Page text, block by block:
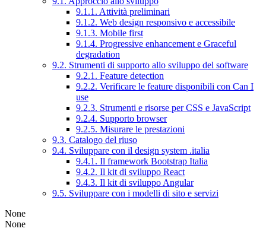
9.1.1. Attività preliminari
9.1.2. Web design responsivo e accessibile
9.1.3. Mobile first
9.1.4. Progressive enhancement e Graceful
degradation
9.2. Strumenti di supporto allo sviluppo del software
9.2.1. Feature detection
9.2.2. Verificare le feature disponibili con Can I
use
9.2.3. Strumenti e risorse per CSS e JavaScript
9.2.4. Supporto browser
9.2.5. Misurare le prestazioni
9.3. Catalogo del riuso
9.4. Sviluppare con il design system .italia
9.4.1. Il framework Bootstrap Italia
9.4.2. Il kit di sviluppo React
9.4.3. Il kit di sviluppo Angular
9.5. Sviluppare con i modelli di sito e servizi
None
None